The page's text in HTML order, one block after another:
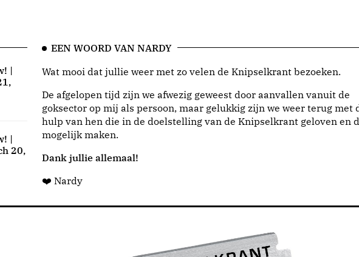
|
|
20,
EEN WOORD VAN NARDY
Wat mooi dat jullie weer met zo velen de Knipselkrant bezoeken.
De afgelopen tijd zijn we afwezig geweest door aanvallen vanuit de
goksector op mij als persoon, maar gelukkig zijn we weer terug met
hulp van hen die in de doelstelling van de Knipselkrant geloven en
mogelijk maken.
Dank jullie allemaal!
❤️ Nardy